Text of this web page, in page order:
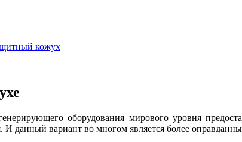
кожух
оборудования мирового уровня
И данный вариант во многом является более